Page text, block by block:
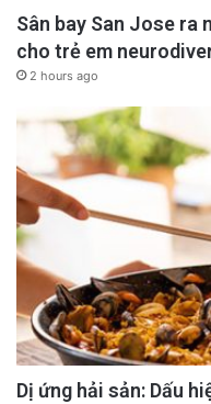
Sân bay San Jose ra
cho trẻ em
2 hours ago
Dị ứng hải sản: Dấu